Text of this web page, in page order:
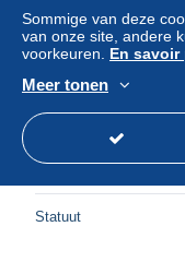
Saint Vincent
Transport
Statuut
Sommige van deze
van onze site, andere
voorkeuren. En savoir
Meer tonen